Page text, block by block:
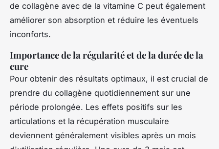
de collagène avec de la vitamine C peut également
améliorer son absorption et réduire les éventuels
inconforts.
Importance de la régularité et de la durée de la
cure
Pour obtenir des résultats optimaux, il est crucial de
prendre du collagène quotidiennement sur une
période prolongée. Les effets positifs sur les
articulations et la récupération musculaire
deviennent généralement visibles après un mois